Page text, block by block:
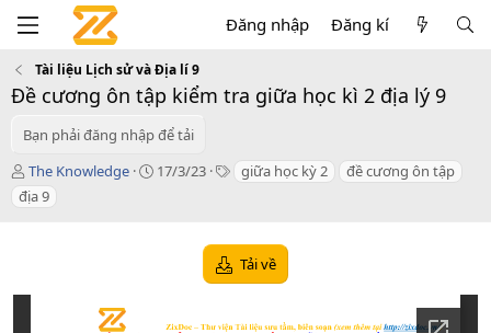
Đăng nhập Đăng kí
Tài liệu Lịch sử và Địa lí 9
Đề cương ôn tập kiểm tra giữa học kì 2 địa lý 9
Bạn phải đăng nhập để tải
T
á
c
The Knowledge
C17/3/23
T giữa học kỳ 2
đề cương ôn tập
địa 9
Tải về